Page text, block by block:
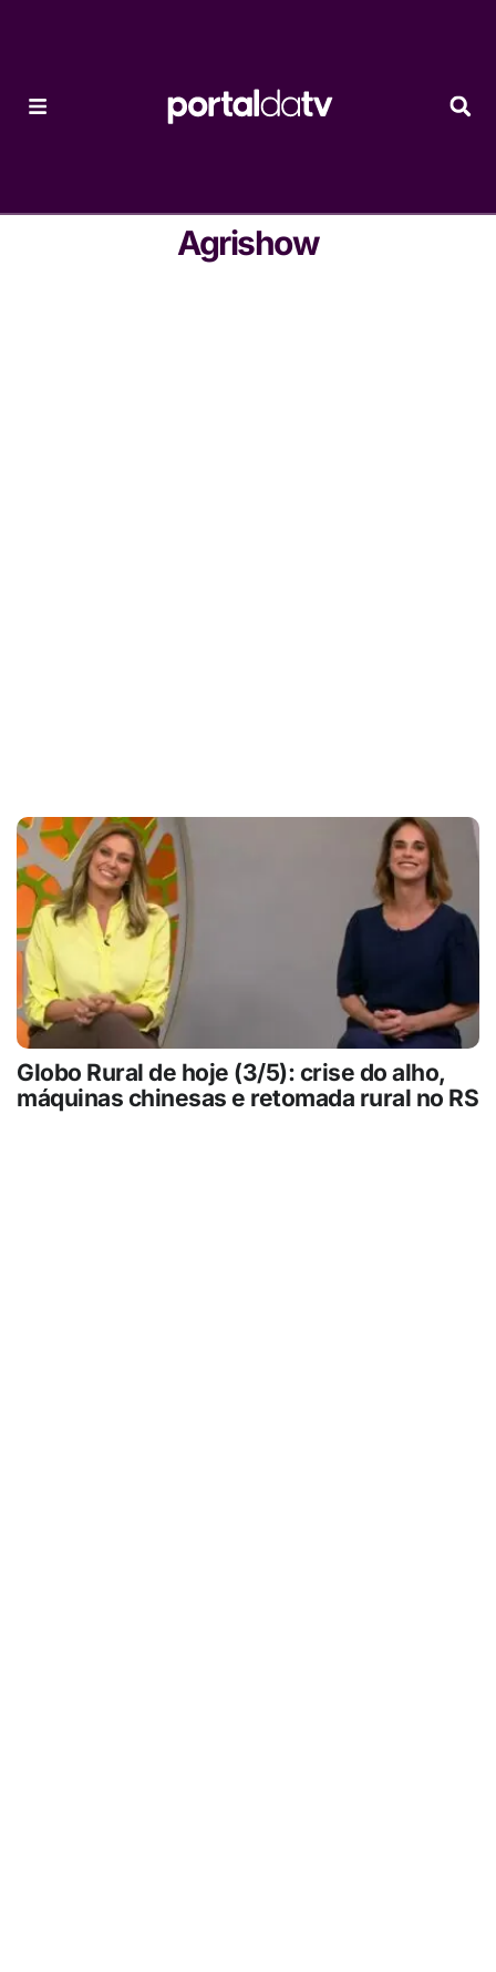
Agrishow
Globo Rural de hoje (3/5): crise do alho,
máquinas chinesas e retomada rural no RS